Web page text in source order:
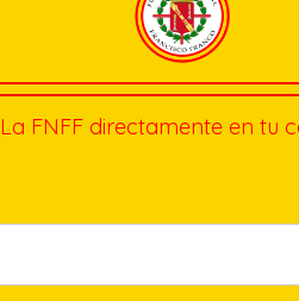
La FNFF directamente en tu